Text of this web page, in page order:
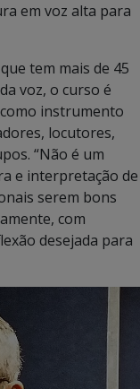
em voz alta para
tem mais de 45
voz, o curso é
instrumento
locutores,
“Não é um
e interpretação de
serem bons
com
desejada para